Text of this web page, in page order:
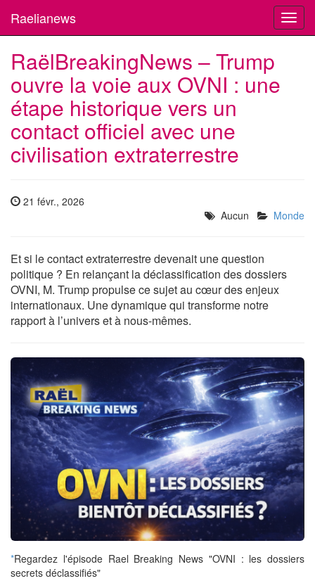
Raelianews
RaëlBreakingNews – Trump
ouvre la voie aux OVNI : une
étape historique vers un
contact officiel avec une
civilisation extraterrestre
21 févr., 2026
Aucun
Monde
Et si le contact extraterrestre devenait une question
politique ? En relançant la déclassification des dossiers
OVNI, M. Trump propulse ce sujet au cœur des enjeux
internationaux. Une dynamique qui transforme notre
rapport à l’univers et à nous-mêmes.
*Regardez l'épisode Rael Breaking News "OVNI : les dossiers
secrets déclassifiés"